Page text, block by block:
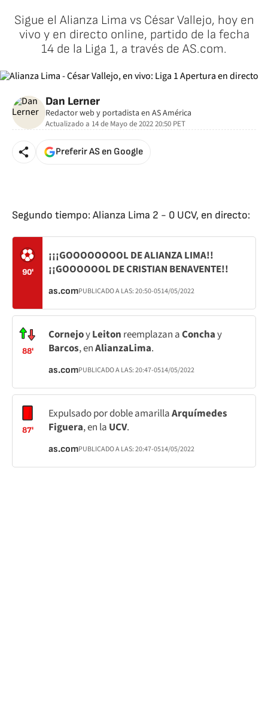
Sigue el Alianza Lima vs César Vallejo, hoy en
vivo y en directo online, partido de la fecha
14 de la Liga 1, a través de AS.com.
Dan Lerner
Redactor web y portadista en AS América
Actualizado a 14 de Mayo de 2022 20:50 PET
Preferir AS en Google
Segundo tiempo: Alianza Lima 2 - 0 UCV, en directo:
90'
¡¡¡GOOOOOOOOL DE ALIANZA LIMA!!
¡¡GOOOOOOL DE CRISTIAN BENAVENTE!!
as.comPUBLICADO A LAS:20:50-0514/05/2022
88'
CornejoyLeiton reemplazan aConchay
Barcos, enAlianzaLima.
as.comPUBLICADO A LAS:20:47-0514/05/2022
87'
Expulsado por doble amarillaArquímedes
Figuera, en la UCV.
as.comPUBLICADO A LAS:20:47-0514/05/2022